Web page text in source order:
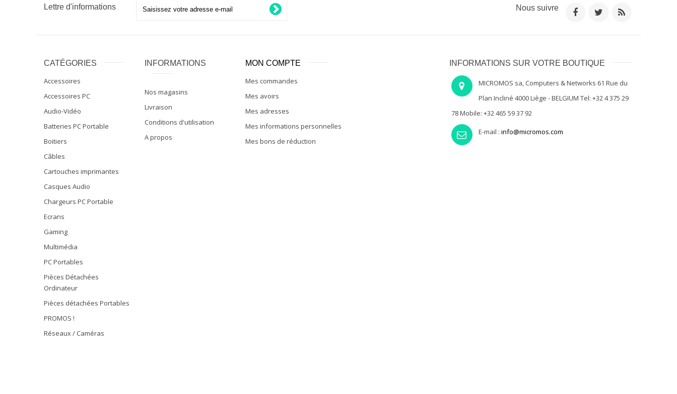
Lettre d'informations Nous suivre
CATÉGORIES
Accessoires
Accessoires PC
Audio-Vidéo
Batteries PC Portable
Boitiers
Câbles
Cartouches imprimantes
Casques Audio
Chargeurs PC Portable
Ecrans
Gaming
Multimédia
PC Portables
Pièces Détachées
Ordinateur
Pièces détachées Portables
PROMOS !
Réseaux / Caméras
INFORMATIONS
Nos magasins
Livraison
Conditions d'utilisation
A propos
MON COMPTE
Mes commandes
Mes avoirs
Mes adresses
Mes informations personnelles
Mes bons de réduction
INFORMATIONS SUR VOTRE BOUTIQUE
MICROMOS sa, Computers & Networks 61 Rue du
Plan Incliné 4000 Liège - BELGIUM Tel: +32 4 375 29
78 Mobile: +32 465 59 37 92
E-mail : info@micromos.com